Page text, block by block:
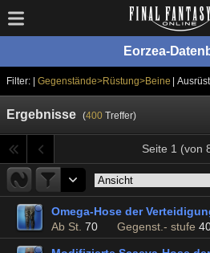
Eorzea-
Filter: | Gegenstände>Rüstung>Beine |
Ergebnisse (400Treffer)
Seite 1 (von
Omega-Hose der
Ab St. 70 Gegenst.- stufe